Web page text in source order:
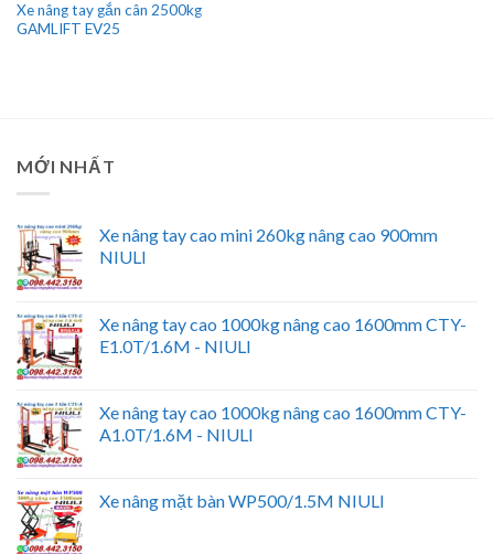
Xe nâng tay gắn cân 2500kg
GAMLIFT EV25
MỚI NHẤT
Xe nâng tay cao mini 260kg nâng cao 900mm
NIULI
Xe nâng tay cao 1000kg nâng cao 1600mm CTY-
E1.0T/1.6M - NIULI
Xe nâng tay cao 1000kg nâng cao 1600mm CTY-
A1.0T/1.6M - NIULI
Xe nâng mặt bàn WP500/1.5M NIULI